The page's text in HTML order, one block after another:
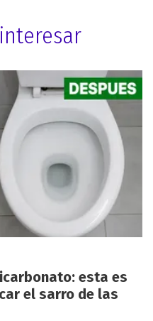
esta es
el sarro de las